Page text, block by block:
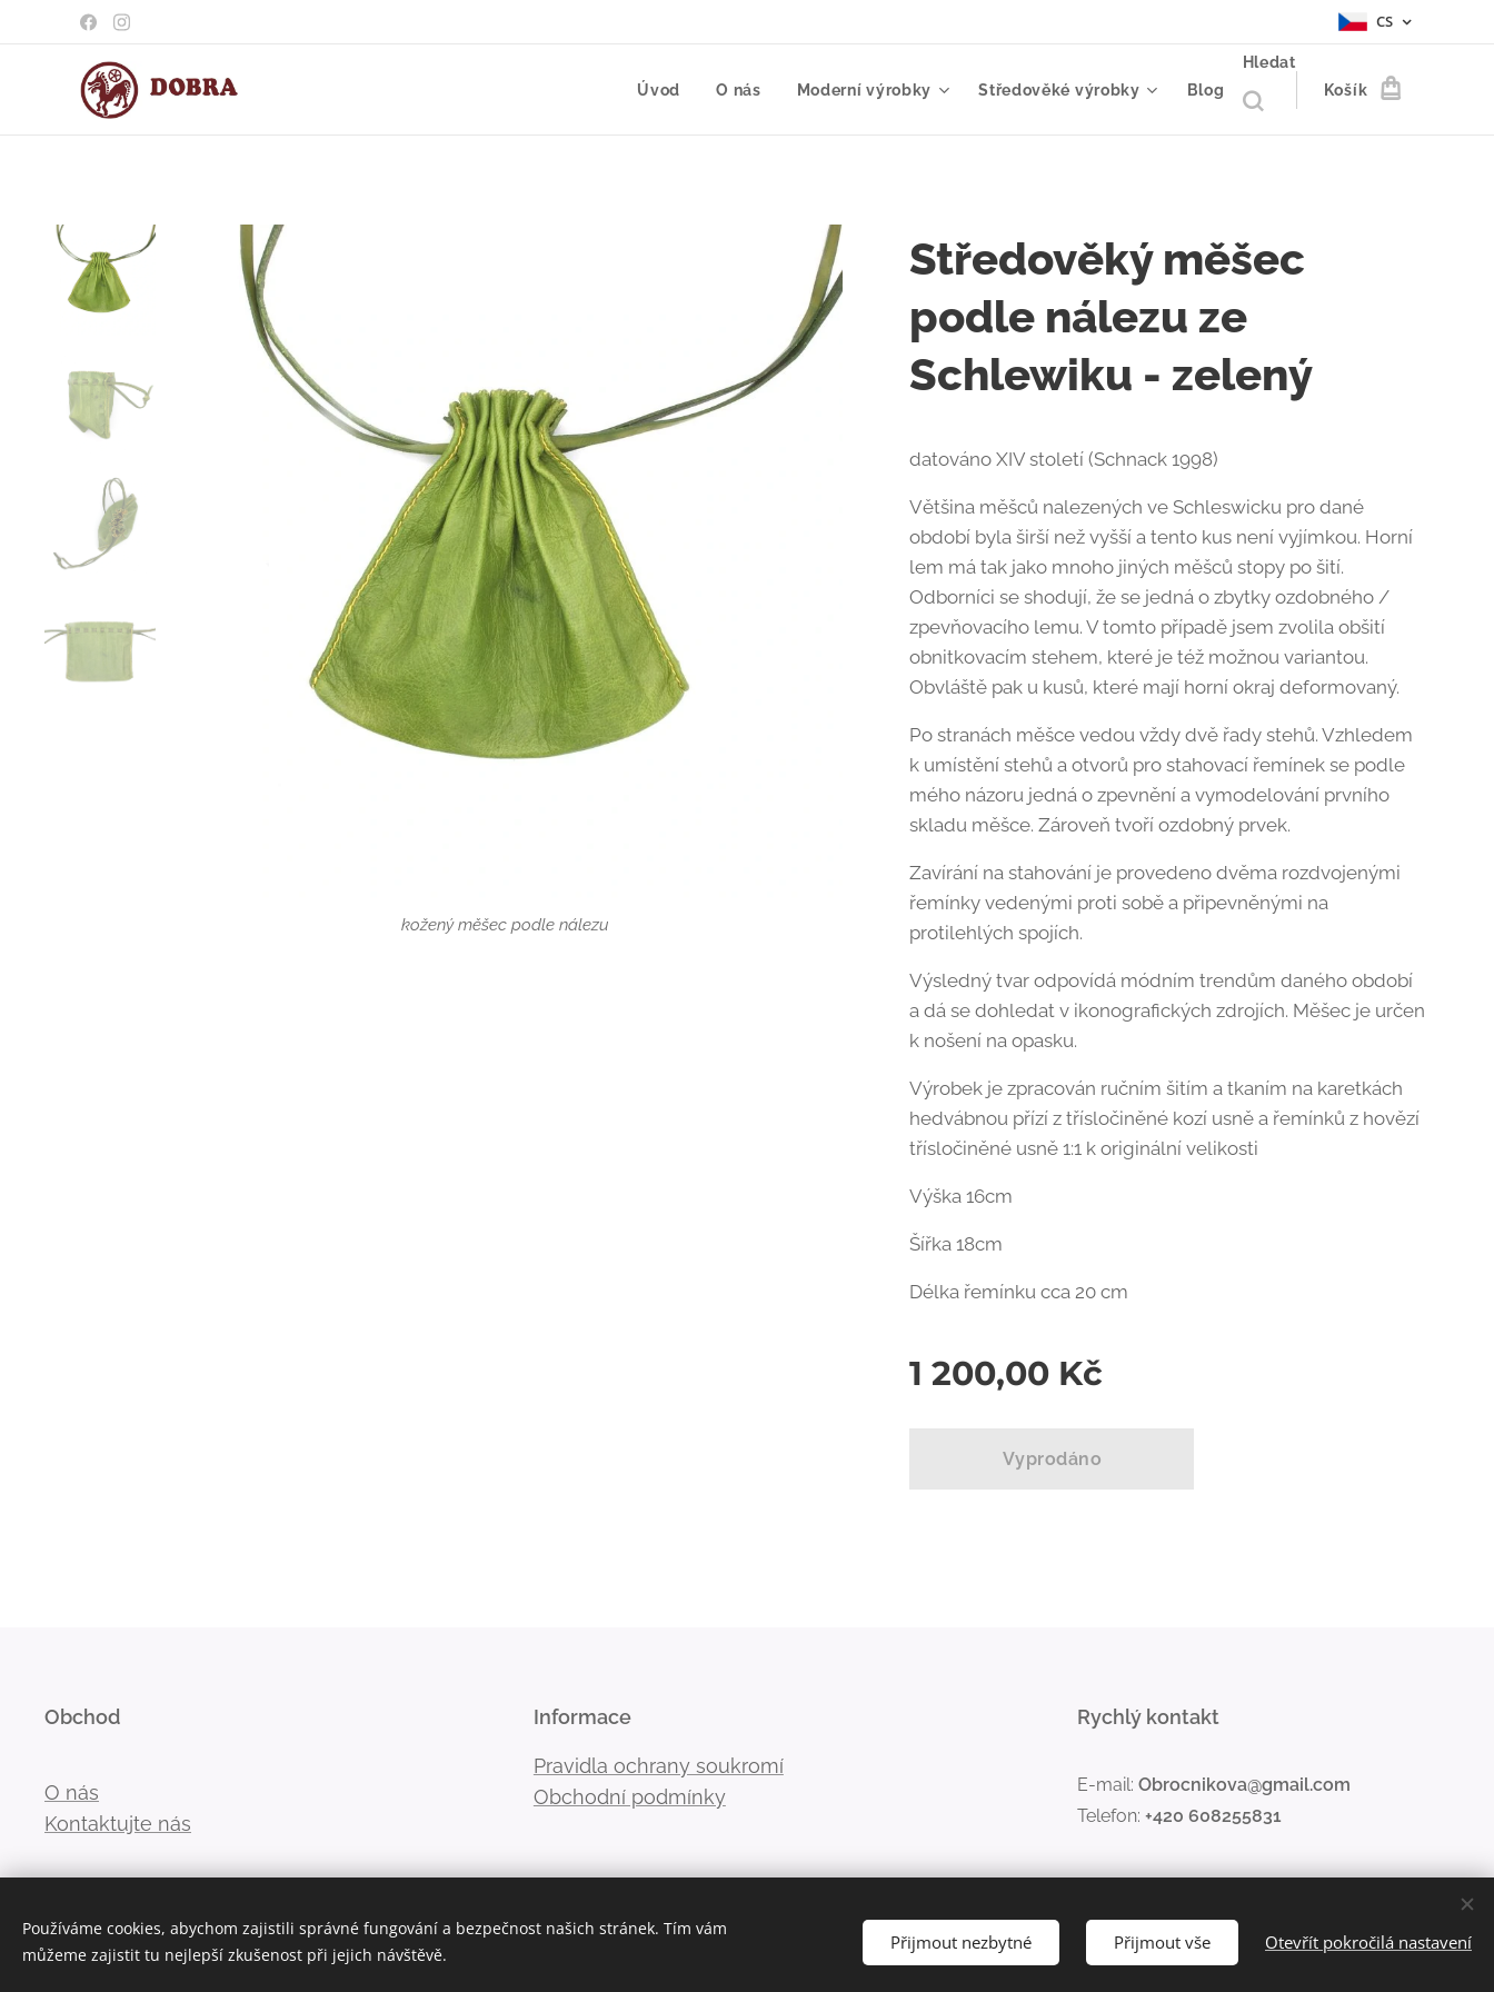
CS
Úvod O nás Moderní výrobky Středověké výrobky Blog
Hledat
Košík
Středověký měšec
podle nálezu ze
Schlewiku - zelený
kožený měšec podle nálezu
datováno XIV století (Schnack 1998)
Většina měšců nalezených ve Schleswicku pro dané
období byla širší než vyšší a tento kus není vyjímkou. Horní
lem má tak jako mnoho jiných měšců stopy po šití.
Odborníci se shodují, že se jedná o zbytky ozdobného /
zpevňovacího lemu. V tomto případě jsem zvolila obšití
obnitkovacím stehem, které je též možnou variantou.
Obvláště pak u kusů, které mají horní okraj deformovaný.
Po stranách měšce vedou vždy dvě řady stehů. Vzhledem
k umístění stehů a otvorů pro stahovací řemínek se podle
mého názoru jedná o zpevnění a vymodelování prvního
skladu měšce. Zároveň tvoří ozdobný prvek.
Zavírání na stahování je provedeno dvěma rozdvojenými
řemínky vedenými proti sobě a připevněnými na
protilehlých spojích.
Výsledný tvar odpovídá módním trendům daného období
a dá se dohledat v ikonografických zdrojích. Měšec je určen
k nošení na opasku.
Výrobek je zpracován ručním šitím a tkaním na karetkách
hedvábnou přízí z třísločiněné kozí usně a řemínků z hovězí
třísločiněné usně 1:1 k originální velikosti
Výška 16cm
Šířka 18cm
Délka řemínku cca 20 cm
1 200,00 Kč
Vyprodáno
Obchod
O nás
Kontaktujte nás
Informace
Pravidla ochrany soukromí
Obchodní podmínky
Rychlý kontakt
E-mail: Obrocnikova@gmail.com
Telefon: +420 608255831
Vytvořeno službouWebnode Cookies
Používáme cookies, abychom zajistili správné fungování a bezpečnost našich stránek. Tím vám
můžeme zajistit tu nejlepší zkušenost při jejich návštěvě.
Přijmout nezbytné Přijmout vše Otevřít pokročilá nastavení